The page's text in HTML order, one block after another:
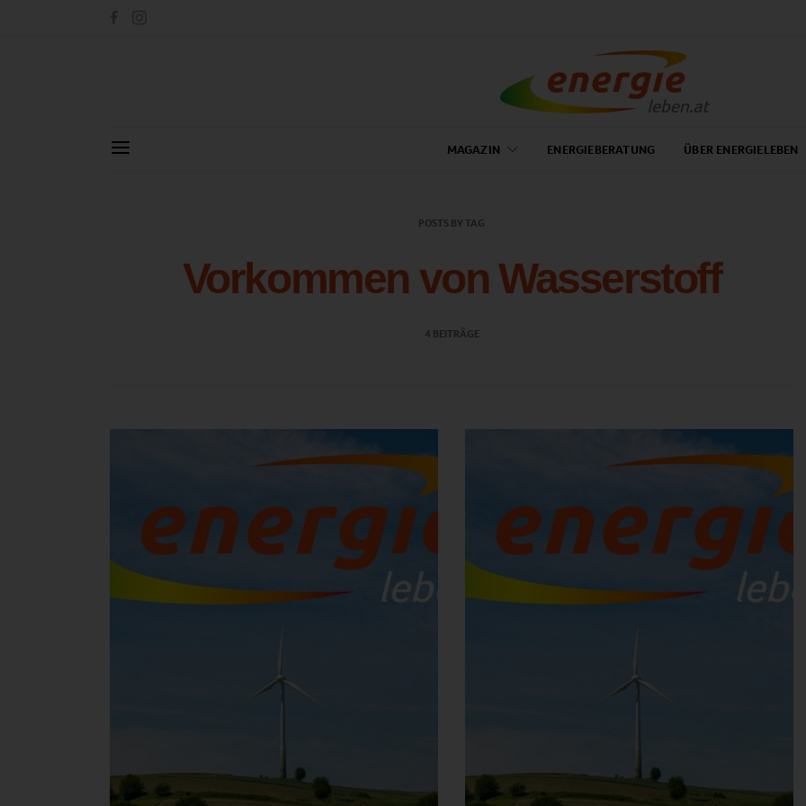
MAGAZIN ENERGIEBERATUNG ÜBER ENERGIELEBEN
POSTS BY TAG
Vorkommen von Wasserstoff
4 BEITRÄGE